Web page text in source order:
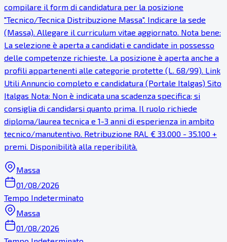
compilare il form di candidatura per la posizione
"Tecnico/Tecnica Distribuzione Massa". Indicare la sede
(Massa). Allegare il curriculum vitae aggiornato. Nota bene:
La selezione è aperta a candidati e candidate in possesso
delle competenze richieste. La posizione è aperta anche a
profili appartenenti alle categorie protette (L. 68/99). Link
Utili Annuncio completo e candidatura (Portale Italgas) Sito
Italgas Nota: Non è indicata una scadenza specifica; si
consiglia di candidarsi quanto prima. Il ruolo richiede
diploma/laurea tecnica e 1-3 anni di esperienza in ambito
tecnico/manutentivo. Retribuzione RAL € 33.000 - 35.100 +
premi. Disponibilità alla reperibilità.
Massa
01/08/2026
Tempo Indeterminato
Massa
01/08/2026